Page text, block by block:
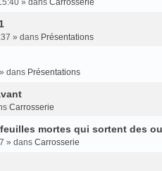
» dans Carrosserie
» dans Présentations
dans Présentations
Carrosserie
mortes qui sortent des
» dans Carrosserie